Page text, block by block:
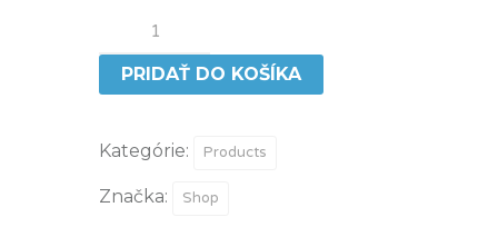
množstvo
Wood
Pencil
3
PRIDAŤ DO KOŠÍKA
Kategórie: Products
Značka: Shop